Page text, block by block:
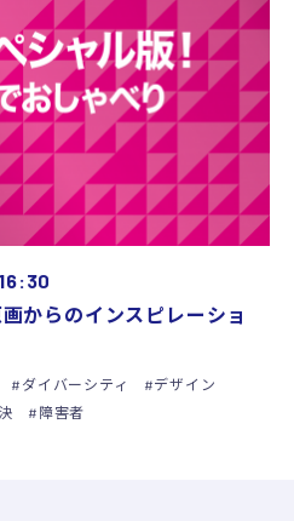
16:30
からのインスピレーショ
ダイバーシティ
デザイン
障害者